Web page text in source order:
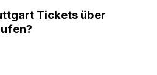
Tickets über